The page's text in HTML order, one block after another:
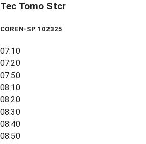
Tec Tomo Stcr
COREN-SP 102325
07:10
07:20
07:50
08:10
08:20
08:30
08:40
08:50